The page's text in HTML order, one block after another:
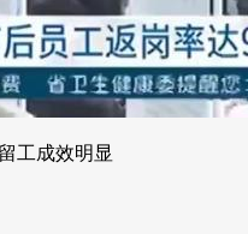
工成效明显